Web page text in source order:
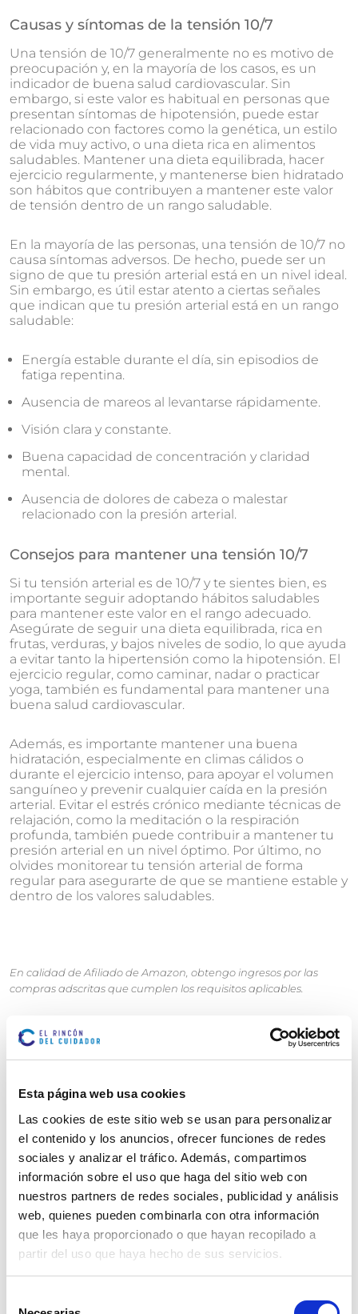
Esta página web usa cookies
Las cookies de este sitio web se usan para personalizar
el contenido y los anuncios, ofrecer funciones de redes
sociales y analizar el tráfico. Además, compartimos
información sobre el uso que haga del sitio web con
nuestros partners de redes sociales, publicidad y análisis
web, quienes pueden combinarla con otra información
que les haya proporcionado o que hayan recopilado a
partir del uso que haya hecho de sus servicios.
Causas y síntomas de la tensión 10/7
Una tensión de 10/7 generalmente no es motivo de
preocupación y, en la mayoría de los casos, es un
indicador de buena salud cardiovascular. Sin
embargo, si este valor es habitual en personas que
presentan síntomas de hipotensión, puede estar
relacionado con factores como la genética, un estilo
de vida muy activo, o una dieta rica en alimentos
saludables. Mantener una dieta equilibrada, hacer
ejercicio regularmente, y mantenerse bien hidratado
son hábitos que contribuyen a mantener este valor
de tensión dentro de un rango saludable.
En la mayoría de las personas, una tensión de 10/7 no
causa síntomas adversos. De hecho, puede ser un
signo de que tu presión arterial está en un nivel ideal.
Sin embargo, es útil estar atento a ciertas señales
que indican que tu presión arterial está en un rango
saludable:
Energía estable durante el día, sin episodios de
fatiga repentina.
Ausencia de mareos al levantarse rápidamente.
Visión clara y constante.
Buena capacidad de concentración y claridad
mental.
Ausencia de dolores de cabeza o malestar
relacionado con la presión arterial.
Consejos para mantener una tensión 10/7
Si tu tensión arterial es de 10/7 y te sientes bien, es
importante seguir adoptando hábitos saludables
para mantener este valor en el rango adecuado.
Asegúrate de seguir una dieta equilibrada, rica en
frutas, verduras, y bajos niveles de sodio, lo que ayuda
a evitar tanto la hipertensión como la hipotensión. El
ejercicio regular, como caminar, nadar o practicar
yoga, también es fundamental para mantener una
buena salud cardiovascular.
Además, es importante mantener una buena
hidratación, especialmente en climas cálidos o
durante el ejercicio intenso, para apoyar el volumen
sanguíneo y prevenir cualquier caída en la presión
arterial. Evitar el estrés crónico mediante técnicas de
relajación, como la meditación o la respiración
profunda, también puede contribuir a mantener tu
presión arterial en un nivel óptimo. Por último, no
olvides monitorear tu tensión arterial de forma
regular para asegurarte de que se mantiene estable y
dentro de los valores saludables.
En calidad de Afiliado de Amazon, obtengo ingresos por las
compras adscritas que cumplen los requisitos aplicables.
Marcar como artículo favorito
¡RECIBE AHORA LAS
10 REGLAS DE ORO